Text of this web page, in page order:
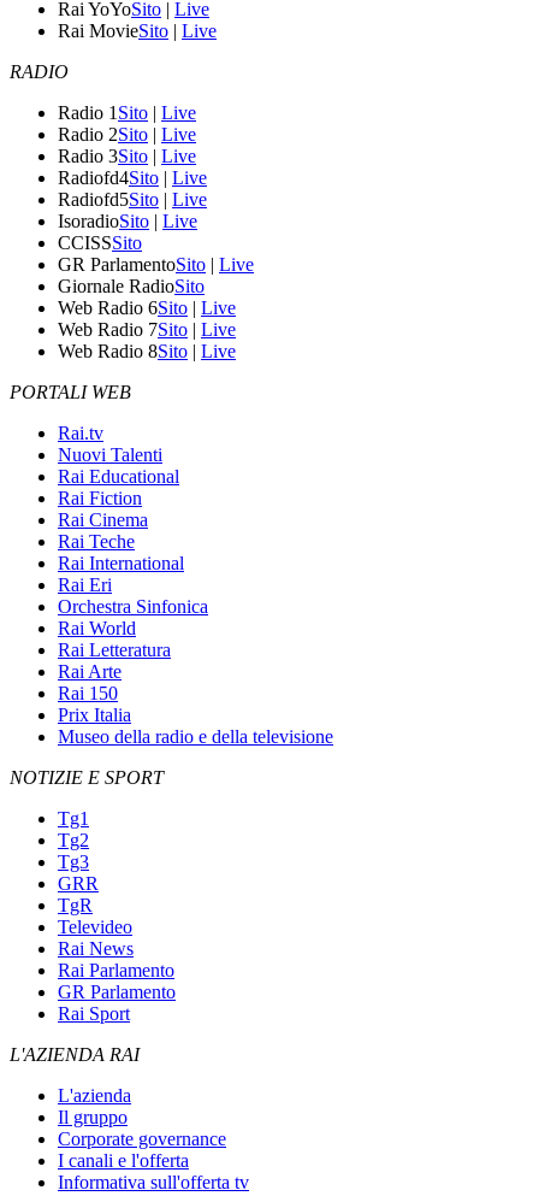
Rai YoYoSito | Live
Rai MovieSito | Live
RADIO
Radio 1 Sito | Live
Radio 2Sito | Live
Radio 3Sito | Live
Radiofd4Sito | Live
Radiofd5Sito | Live
IsoradioSito | Live
CCISSSito
GR ParlamentoSito | Live
Giornale RadioSito
Web Radio 6Sito | Live
Web Radio 7Sito | Live
Web Radio 8Sito | Live
PORTALI WEB
Rai.tv
Nuovi Talenti
Rai Educational
Rai Fiction
Rai Cinema
Rai Teche
Rai International
Rai Eri
Orchestra Sinfonica
Rai World
Rai Letteratura
Rai Arte
Rai 150
Prix Italia
Museo della radio e della televisione
NOTIZIE E SPORT
Tg1
Tg2
Tg3
GRR
TgR
Televideo
Rai News
Rai Parlamento
GR Parlamento
Rai Sport
L'AZIENDA RAI
L'azienda
Il gruppo
Corporate governance
I canali e l'offerta
Informativa sull'offerta tv